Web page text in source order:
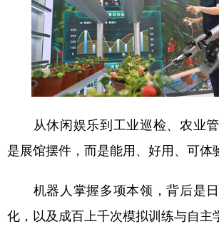
新疆 内蒙古 黑龙江
多语种频道
从休闲娱乐到工业巡检、农业
是展馆摆件，而是能用、好用、可体
机器人掌握多项本领，背后是
化，以及成百上千次模拟训练与自主